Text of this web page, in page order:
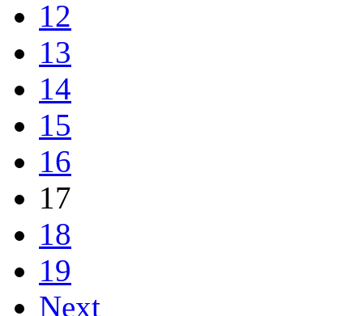
12
13
14
15
16
17
18
19
Next